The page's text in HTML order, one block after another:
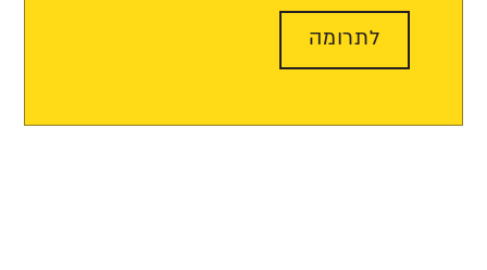
לתרומה